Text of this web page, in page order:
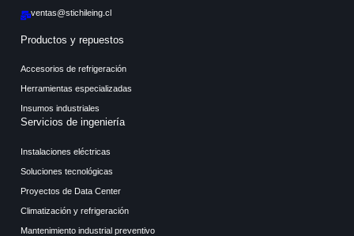
ventas@stichileing.cl
Productos y repuestos
Accesorios de refrigeración
Herramientas especializadas
Insumos industriales
Servicios de ingeniería
Instalaciones eléctricas
Soluciones tecnológicas
Proyectos de Data Center
Climatización y refrigeración
Mantenimiento industrial preventivo